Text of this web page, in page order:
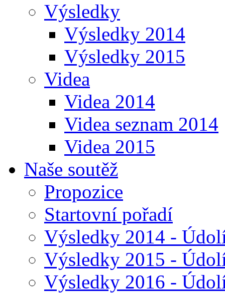
Výsledky
Výsledky 2014
Výsledky 2015
Videa
Videa 2014
Videa seznam 2014
Videa 2015
Naše soutěž
Propozice
Startovní pořadí
Výsledky 2014 -
Výsledky 2015 -
Výsledky 2016 -